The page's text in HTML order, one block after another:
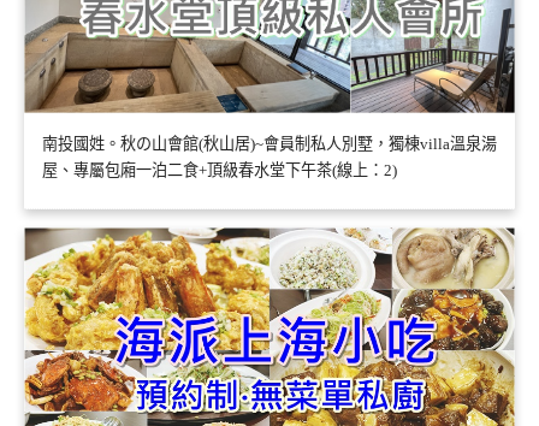
南投國姓。秋の山會館(秋山居)~會員制私人別墅，獨棟villa溫泉湯
屋、專屬包廂一泊二食+頂級春水堂下午茶(線上：2)